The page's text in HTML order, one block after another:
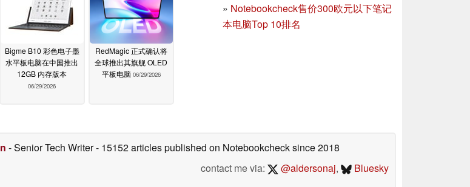
» Notebookcheck售价300欧元以下笔记
本电脑Top 10排名
Bigme B10 彩色电子墨
水平板电脑在中国推出
12GB 内存版本
06/29/2026
RedMagic 正式确认将
全球推出其旗舰 OLED
平板电脑 06/29/2026
- Senior Tech Writer- 15152 articles published on Notebookchecksince 2018
contact me via:
@aldersonaj, Bluesky